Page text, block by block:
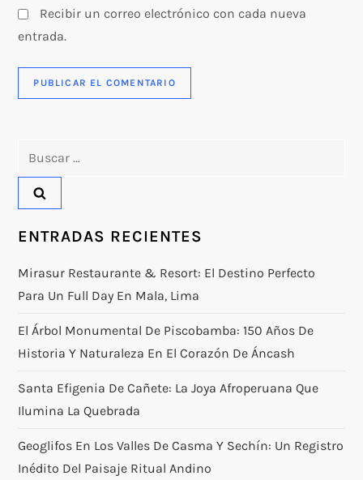
Recibir un correo electrónico con cada nueva
entrada.
ENTRADAS RECIENTES
Mirasur Restaurante & Resort: El Destino Perfecto
Para Un Full Day En Mala, Lima
El Árbol Monumental De Piscobamba: 150 Años De
Historia Y Naturaleza En El Corazón De Áncash
Santa Efigenia De Cañete: La Joya Afroperuana Que
Ilumina La Quebrada
Geoglifos En Los Valles De Casma Y Sechín: Un Registro
Inédito Del Paisaje Ritual Andino